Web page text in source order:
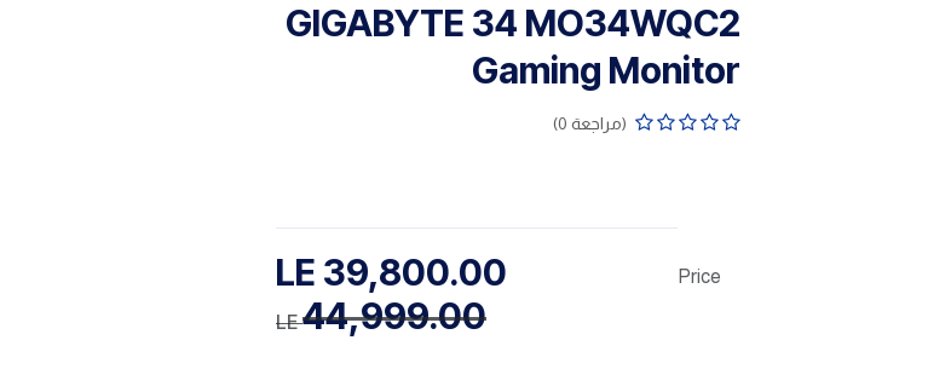
GIGABYTE 34 MO34WQC2
Gaming Monitor
(مراجعة 0)
Price
39,800.00
44,999.00
LE